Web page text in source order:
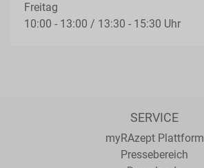
Freitag
10:00 - 13:00 / 13:30 - 15:30 Uhr
SERVICE
myRAzept Plattform
Pressebereich